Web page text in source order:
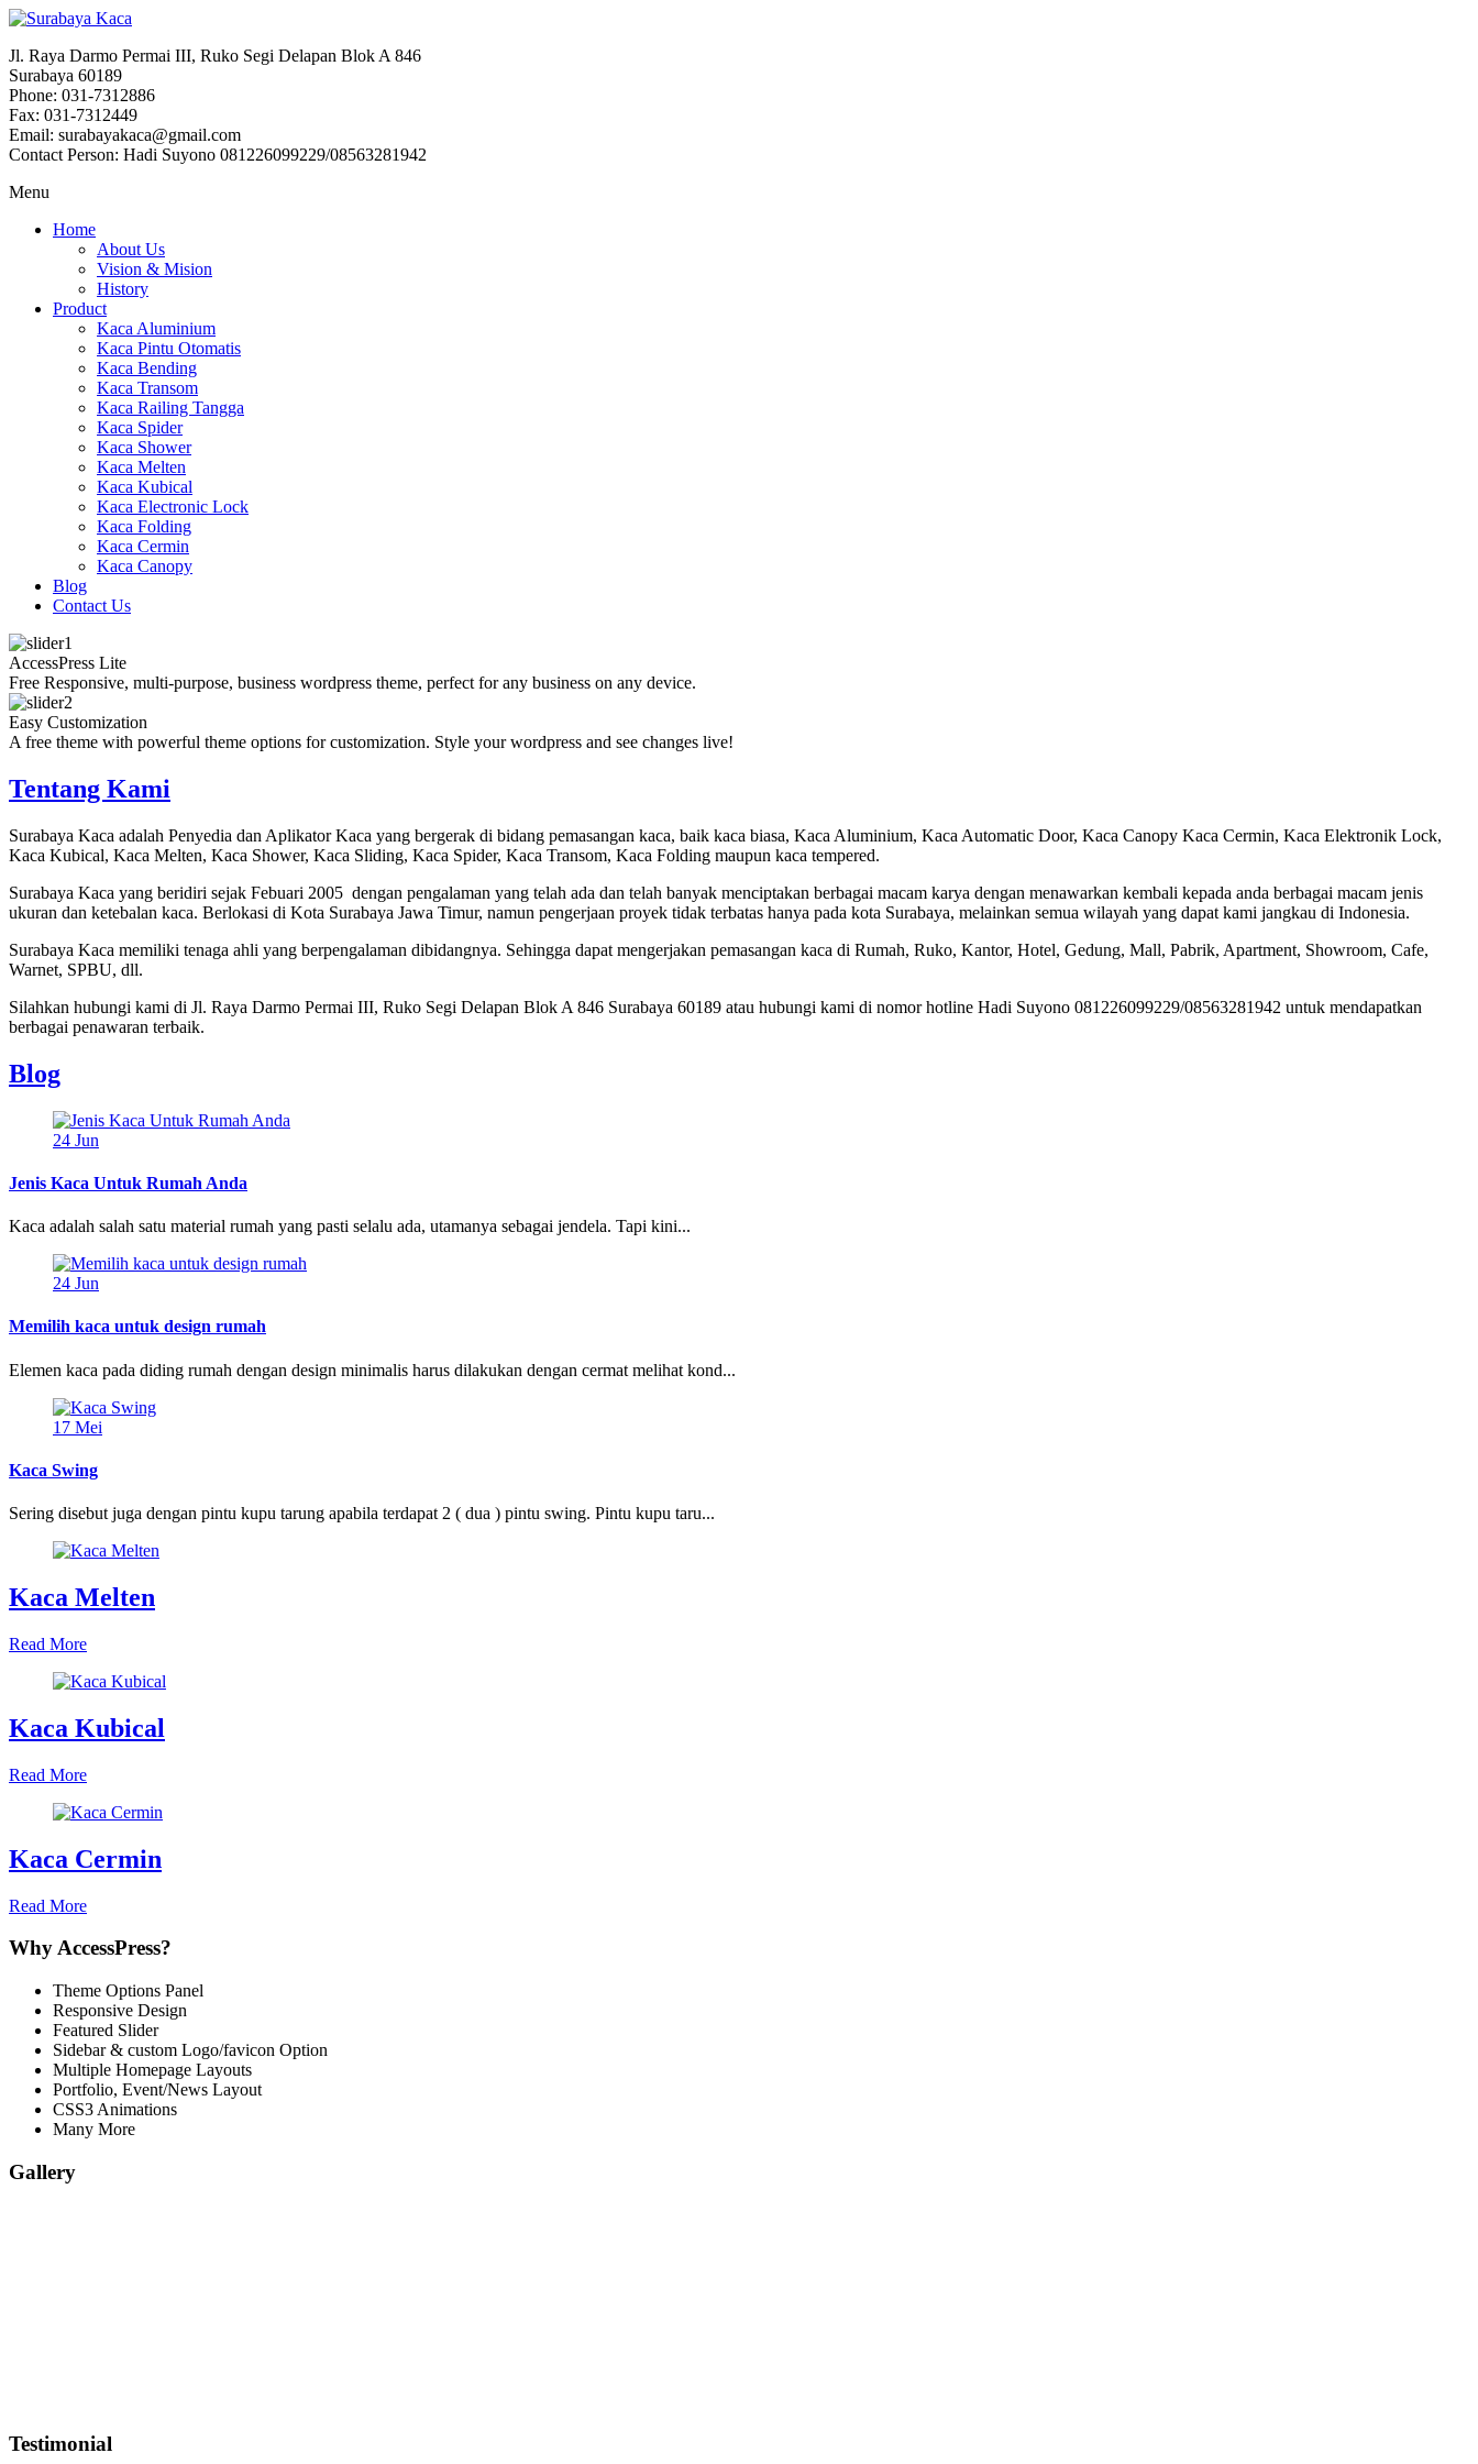
Jl. Raya Darmo Permai III, Ruko Segi Delapan Blok A 846
Surabaya 60189
Phone: 031-7312886
Fax: 031-7312449
Email: surabayakaca@gmail.com
Contact Person: Hadi Suyono 081226099229/08563281942
Menu
Home
About Us
Vision & Mision
History
Product
Kaca Aluminium
Kaca Pintu Otomatis
Kaca Bending
Kaca Transom
Kaca Railing Tangga
Kaca Spider
Kaca Shower
Kaca Melten
Kaca Kubical
Kaca Electronic Lock
Kaca Folding
Kaca Cermin
Kaca Canopy
Blog
Contact Us
AccessPress Lite
Free Responsive, multi-purpose, business wordpress theme, perfect for any business on any device.
Easy Customization
A free theme with powerful theme options for customization. Style your wordpress and see changes live!
Tentang Kami
Surabaya Kaca adalah Penyedia dan Aplikator Kaca yang bergerak di bidang pemasangan kaca, baik kaca biasa, Kaca Aluminium, Kaca Automatic Door, Kaca Canopy Kaca Cermin, Kaca Elektronik Lock,
Kaca Kubical, Kaca Melten, Kaca Shower, Kaca Sliding, Kaca Spider, Kaca Transom, Kaca Folding maupun kaca tempered.
Surabaya Kaca yang beridiri sejak Febuari 2005 dengan pengalaman yang telah ada dan telah banyak menciptakan berbagai macam karya dengan menawarkan kembali kepada anda berbagai macam jenis
ukuran dan ketebalan kaca. Berlokasi di Kota Surabaya Jawa Timur, namun pengerjaan proyek tidak terbatas hanya pada kota Surabaya, melainkan semua wilayah yang dapat kami jangkau di Indonesia.
Surabaya Kaca memiliki tenaga ahli yang berpengalaman dibidangnya. Sehingga dapat mengerjakan pemasangan kaca di Rumah, Ruko, Kantor, Hotel, Gedung, Mall, Pabrik, Apartment, Showroom, Cafe,
Warnet, SPBU, dll.
Silahkan hubungi kami di Jl. Raya Darmo Permai III, Ruko Segi Delapan Blok A 846 Surabaya 60189 atau hubungi kami di nomor hotline Hadi Suyono 081226099229/08563281942 untuk mendapatkan
berbagai penawaran terbaik.
Blog
24 Jun
Jenis Kaca Untuk Rumah Anda
Kaca adalah salah satu material rumah yang pasti selalu ada, utamanya sebagai jendela. Tapi kini...
24 Jun
Memilih kaca untuk design rumah
Elemen kaca pada diding rumah dengan design minimalis harus dilakukan dengan cermat melihat kond...
17 Mei
Kaca Swing
Sering disebut juga dengan pintu kupu tarung apabila terdapat 2 ( dua ) pintu swing. Pintu kupu taru...
Kaca Melten
Read More
Kaca Kubical
Read More
Kaca Cermin
Read More
Why AccessPress?
Theme Options Panel
Responsive Design
Featured Slider
Sidebar & custom Logo/favicon Option
Multiple Homepage Layouts
Portfolio, Event/News Layout
CSS3 Animations
Many More
Gallery
Testimonial